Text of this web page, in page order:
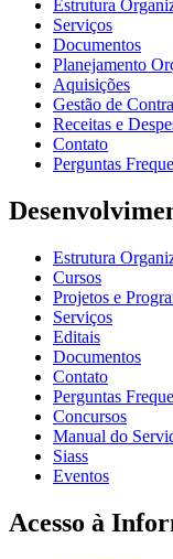
Estrutura
Serviços
Documentos
Planejamento
Aquisições
Gestão de
Receitas e
Contato
Perguntas
Estrutura
Cursos
Projetos e
Serviços
Editais
Documentos
Contato
Perguntas
Concursos
Manual do
Siass
Eventos
Acesso à